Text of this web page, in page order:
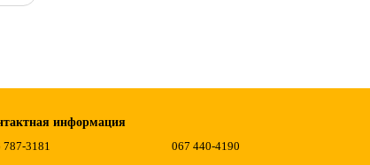
информация
787-3181
067 440-4190